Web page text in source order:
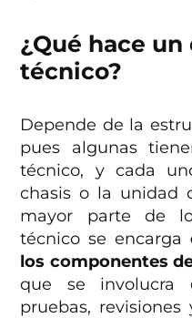
¿Qué hace
técnico?
Depende de la
pues algunas
técnico, y cada
chasis o la unidad
mayor parte de
técnico se encarga
los componentes
que se
pruebas,